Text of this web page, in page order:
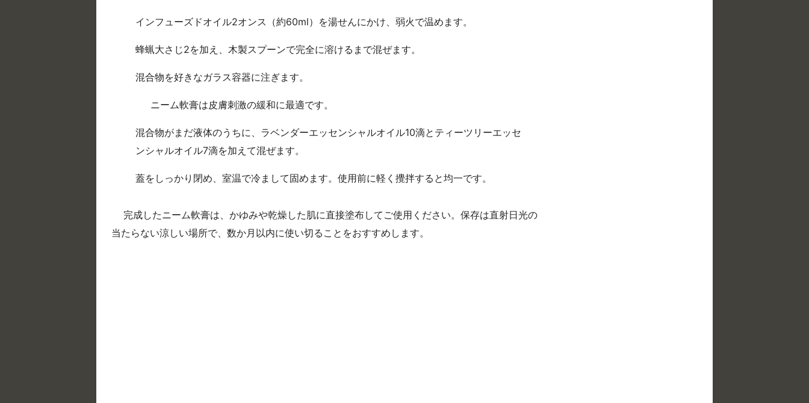
インフューズドオイル2オンス（約60ml）を湯せんにかけ、弱火で温めます。
蜂蝋大さじ2を加え、木製スプーンで完全に溶けるまで混ぜます。
混合物を好きなガラス容器に注ぎます。
ニーム軟膏は皮膚刺激の緩和に最適です。
混合物がまだ液体のうちに、ラベンダーエッセンシャルオイル10滴とティーツリーエッセ
ンシャルオイル7滴を加えて混ぜます。
蓋をしっかり閉め、室温で冷まして固めます。使用前に軽く攪拌すると均一です。
完成したニーム軟膏は、かゆみや乾燥した肌に直接塗布してご使用ください。保存は直射日光の
当たらない涼しい場所で、数か月以内に使い切ることをおすすめします。